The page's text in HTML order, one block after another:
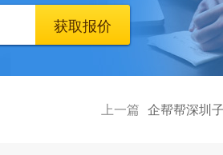
获取报价
上一篇 企帮帮深圳